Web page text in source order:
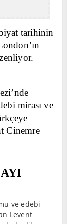
tarihinin
mirası ve
Cinemre
ve edebi
Levent